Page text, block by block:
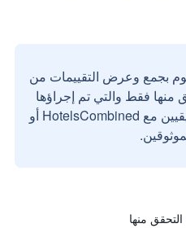
بجمع وعرض التقييمات من
منها فقط والتي تم إجراؤها
بواسطة مستخدمين حقيقيين مع HotelsCombined أو